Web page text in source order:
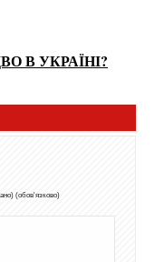
В УКРАЇНІ?
(обов'язково)